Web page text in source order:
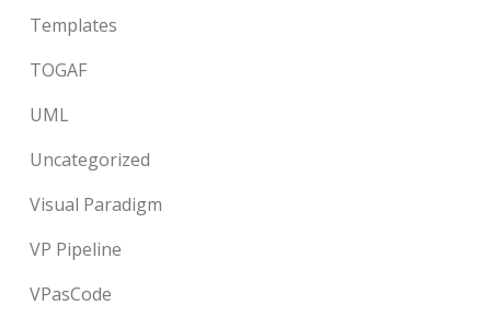
Templates
TOGAF
UML
Uncategorized
Visual Paradigm
VP Pipeline
VPasCode